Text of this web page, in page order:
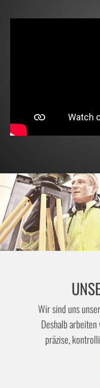
Wir sind uns
Deshalb
präzise,